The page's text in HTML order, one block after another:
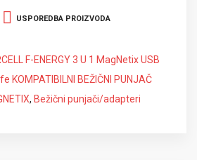
USPOREDBA PROIZVODA
F-ENERGY 3 U 1 MagNetix USB
KOMPATIBILNI BEŽIČNI PUNJAČ
, Bežični punjači/adapteri